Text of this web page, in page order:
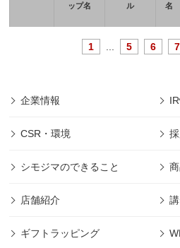
ップ名
ル
名
1 5 6 7
企業情報
CSR・環境
シモジマのできること
店舗紹介
ギフトラッピング